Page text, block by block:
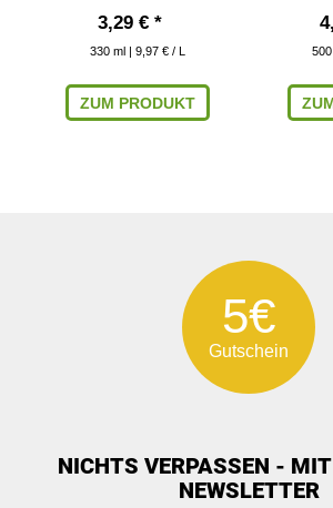
3,29 € *
330 ml | 9,97 € / L
ZUM PRODUKT
500
5€
Gutschein
NICHTS VERPASSEN -
NEWSLETTER